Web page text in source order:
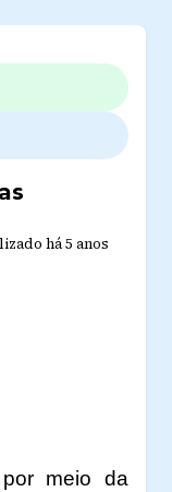
há 5 anos
meio da